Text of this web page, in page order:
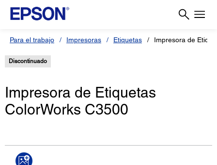
Para el trabajo Impresoras Etiquetas Impresora de
Discontinuado
Impresora de Etiquetas
ColorWorks C3500